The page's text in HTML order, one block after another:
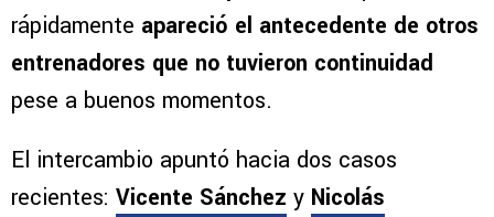
rápidamente apareció el antecedente de otros
entrenadores que no tuvieron continuidad
pese a buenos momentos.
El intercambio apuntó hacia dos casos
recientes: Vicente Sánchez y Nicolás